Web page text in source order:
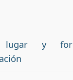
lugar y